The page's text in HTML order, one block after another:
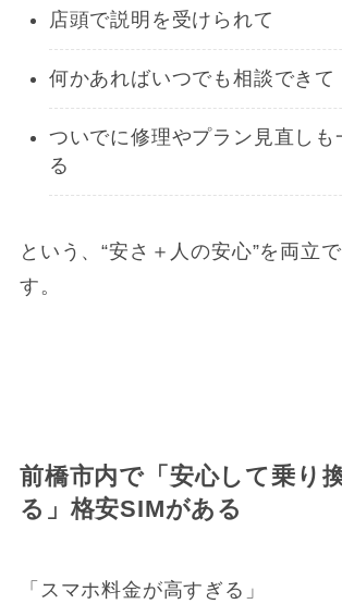
店頭で説明を受けられて
何かあればいつでも相談できて
ついでに修理やプラン見直しも
る
という、“安さ＋人の安心”を両立
す。
前橋市内で「安心して乗り
る」格安SIMがある
「スマホ料金が高すぎる」